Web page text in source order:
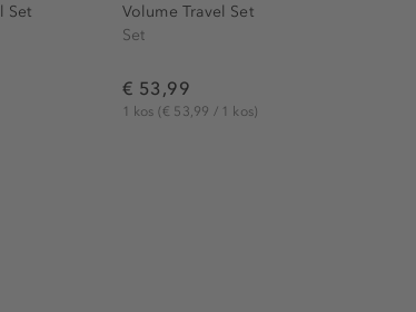
Set
Volume Travel Set
Set
€ 53,99
1 kos (€ 53,99 / 1 kos)